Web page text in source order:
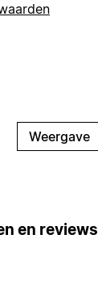
Weergave
en reviews